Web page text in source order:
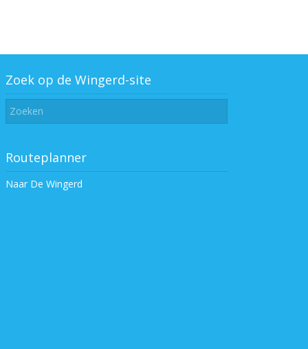
Zoek op de Wingerd-site
Routeplanner
Naar De Wingerd